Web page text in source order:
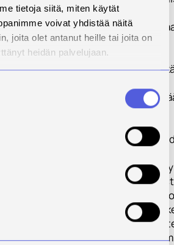
tietoja siitä, miten käytät
voivat yhdistää näitä
joita olet antanut heille tai joita on
heidän palvelujaan.
opetetaan
mm. uuden
liiketoiminnan
aloittamista
ja –asetuksia.
Hankkeessa
pilotoinnissa
sirkkakontteja,
hankitaan
leasing-
Sirkkakontti